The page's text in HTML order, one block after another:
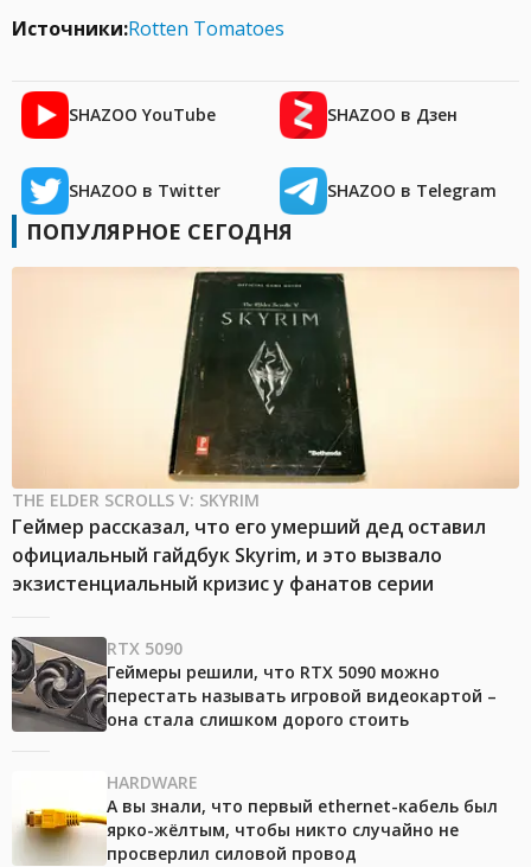
Источники:Rotten Tomatoes
SHAZOO YouTube SHAZOO в Дзен
SHAZOO в Twitter SHAZOO в Telegram
ПОПУЛЯРНОЕ СЕГОДНЯ
THE ELDER SCROLLS V: SKYRIM
Геймер рассказал, что его умерший дед оставил
официальный гайдбук Skyrim, и это вызвало
экзистенциальный кризис у фанатов серии
RTX 5090
Геймеры решили, что RTX 5090 можно
перестать называть игровой видеокартой –
она стала слишком дорого стоить
HARDWARE
А вы знали, что первый ethernet-кабель был
ярко-жёлтым, чтобы никто случайно не
просверлил силовой провод